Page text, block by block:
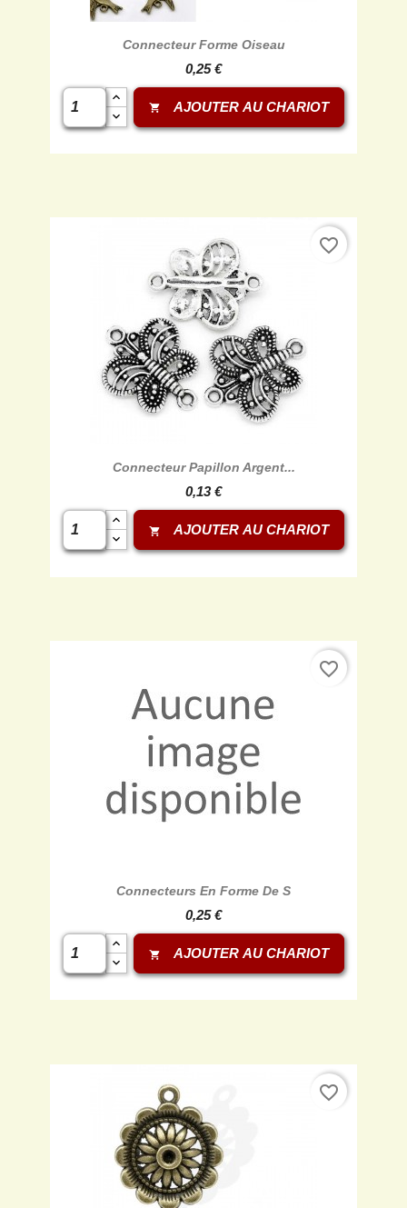
Connecteur Forme Oiseau
0,25 €
shopping_cart AJOUTER AU CHARIOT
Connecteur Papillon Argent...
0,13 €
shopping_cart AJOUTER AU CHARIOT
favorite_border
Connecteurs En Forme De S
0,25 €
shopping_cart AJOUTER AU CHARIOT
favorite_border
favorite_border